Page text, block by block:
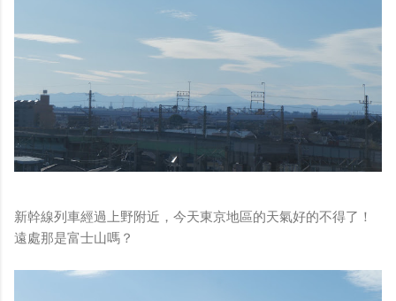
新幹線列車經過上野附近，今天東京地區的天氣好的不得了！
遠處那是富士山嗎？